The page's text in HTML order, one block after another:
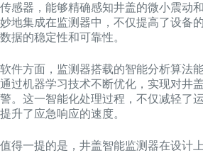
传感器，能够精确感知井盖的微小震动
妙地集成在监测器中，不仅提高了设备
数据的稳定性和可靠性。
软件方面，监测器搭载的智能分析算法
通过机器学习技术不断优化，实现对井
警。这一智能化处理过程，不仅减轻了
提升了应急响应的速度。
值得一提的是，井盖智能监测器在设计